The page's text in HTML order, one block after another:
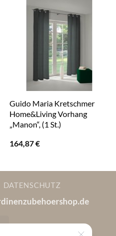
Guido Maria Kretschmer
Home&Living Vorhang
„Manon“, (1 St.)
164,87€
DATENSCHUTZ